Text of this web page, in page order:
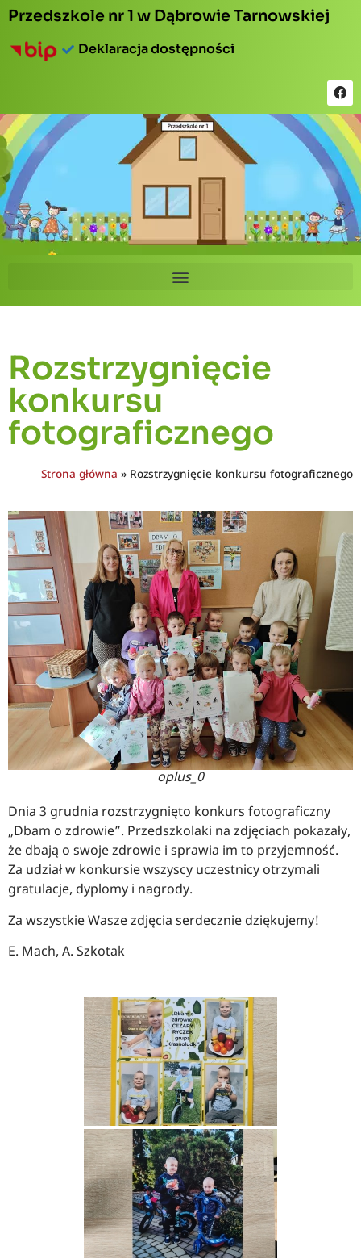
Przedszkole nr 1 w Dąbrowie Tarnowskiej
Deklaracja dostępności
Rozstrzygnięcie
konkursu
fotograficznego
Strona główna » Rozstrzygnięcie konkursu fotograficznego
oplus_0
Dnia 3 grudnia rozstrzygnięto konkurs fotograficzny
„Dbam o zdrowie”. Przedszkolaki na zdjęciach pokazały,
że dbają o swoje zdrowie i sprawia im to przyjemność.
Za udział w konkursie wszyscy uczestnicy otrzymali
gratulacje, dyplomy i nagrody.
Za wszystkie Wasze zdjęcia serdecznie dziękujemy!
E. Mach, A. Szkotak